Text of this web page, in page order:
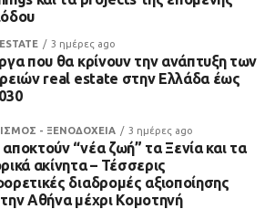
3 ημέρες ago
που θα κρίνουν την ανάπτυξη των
real estate στην Ελλάδα έως
- ΞΕΝΟΔΟΧΕΙΑ 3 ημέρες ago
“νέα ζωή” τα Ξενία και τα
ακίνητα – Τέσσερις
διαδρομές αξιοποίησης
Αθήνα μέχρι Κομοτηνή